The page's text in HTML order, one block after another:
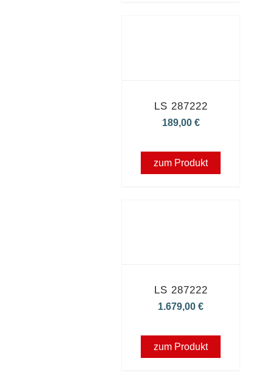
LS 287222
189,00 €
zum Produkt
LS 287222
1.679,00€
zum Produkt